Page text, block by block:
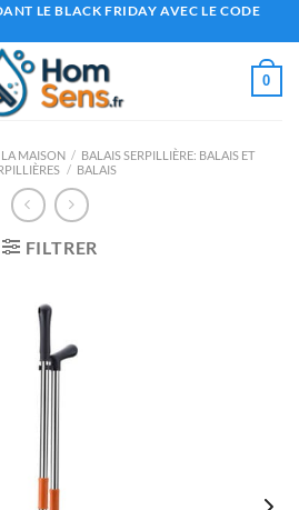
LE BLACK FRIDAY AVEC LE CODE
0
LA MAISON / BALAIS SERPILLIÈRE: BALAIS ET
/ BALAIS
FILTRER